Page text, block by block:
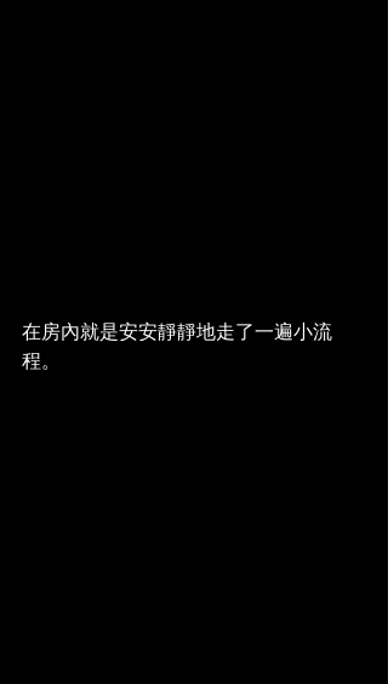
在房內就是安安靜靜地走了一遍小流
程。